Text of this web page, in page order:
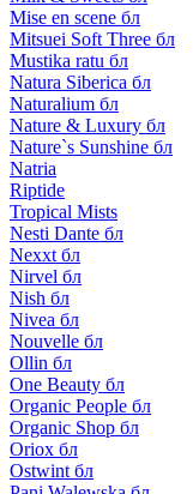
Mise en scene бл
Mitsuei Soft Three бл
Mustika ratu бл
Natura Siberica бл
Naturalium бл
Nature & Luxury бл
Nature`s Sunshine бл
Natria
Riptide
Tropical Mists
Nesti Dante бл
Nexxt бл
Nirvel бл
Nish бл
Nivea бл
Nouvelle бл
Ollin бл
One Beauty бл
Organic People бл
Organic Shop бл
Oriox бл
Ostwint бл